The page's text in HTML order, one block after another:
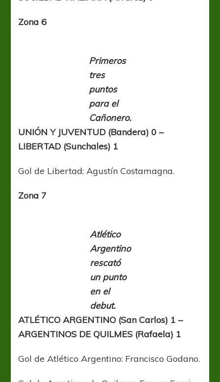
Zona 6
Primeros
tres
puntos
para el
Cañonero.
UNIÓN Y JUVENTUD (Bandera) 0 –
LIBERTAD (Sunchales) 1
Gol de Libertad: Agustín Costamagna.
Zona 7
Atlético
Argentino
rescató
un punto
en el
debut.
ATLÉTICO ARGENTINO (San Carlos) 1 –
ARGENTINOS DE QUILMES (Rafaela) 1
Gol de Atlético Argentino: Francisco Godano.